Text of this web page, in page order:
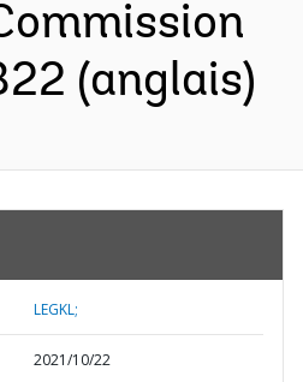
(anglais)
LEGKL;
2021/10/22